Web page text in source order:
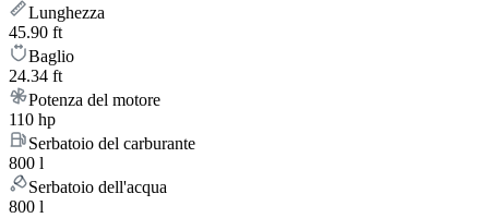
Lunghezza
45.90 ft
Baglio
24.34 ft
Potenza del motore
110 hp
Serbatoio del carburante
800 l
Serbatoio dell'acqua
800 l